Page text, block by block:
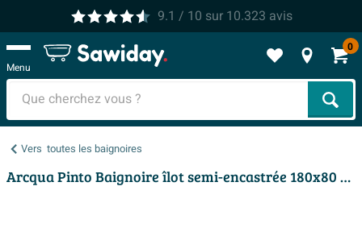
9.1 / 10 sur 10.323 avis
Menu
0
Vers toutes les baignoires
Arcqua Pinto Baignoire îlot semi-encastrée 180x80 mat noir